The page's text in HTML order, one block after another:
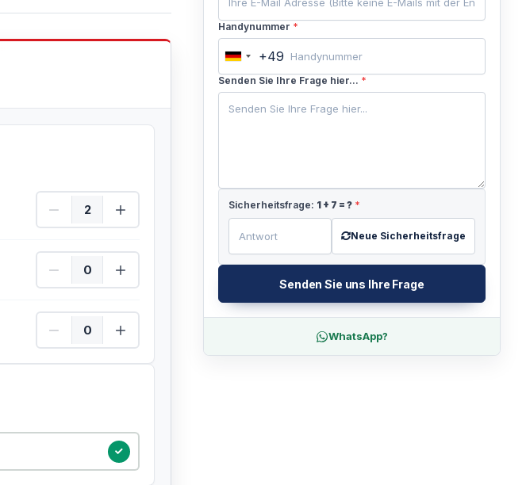
Person Menge
Kind Menge
Kinder Menge
Handynummer *
Germany
+49
+49
Senden Sie Ihre Frage hier... *
Sicherheitsfrage: 1+ 7 = ? *
Neue Sicherheitsfrage
Senden Sie uns Ihre Frage
WhatsApp?